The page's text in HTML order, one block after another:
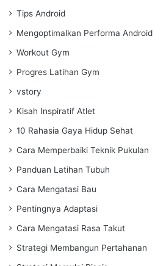
Tips Android
Mengoptimalkan Performa Android
Workout Gym
Progres Latihan Gym
vstory
Kisah Inspiratif Atlet
10 Rahasia Gaya Hidup Sehat
Cara Memperbaiki Teknik Pukulan
Panduan Latihan Tubuh
Cara Mengatasi Bau
Pentingnya Adaptasi
Cara Mengatasi Rasa Takut
Strategi Membangun Pertahanan